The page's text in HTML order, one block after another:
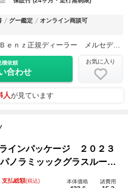
グー鑑定
オンライン商談可
Ｍｅｒｃｅｄｅｓ－Ｂｅｎｚ正規ディーラー メルセデス・ベンツ泉佐野
積依頼
合わせ
お気に入り
人が見ています
インパッケージ ２０２３
ノラミッックグラスルーフ
オ／サンルーフ／パワーシ
支払総額(税込) 本体価格 諸費用